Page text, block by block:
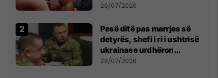
26/07/2026
Pesë ditë pas marrjes së
detyrës, shefi i ri i ushtrisë
ukrainase urdhëron
kontroll të madh
26/07/2026